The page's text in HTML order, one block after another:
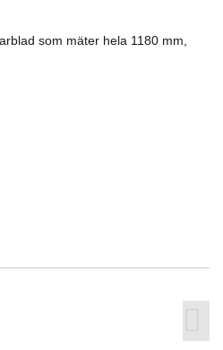
som mäter hela 1180 mm,